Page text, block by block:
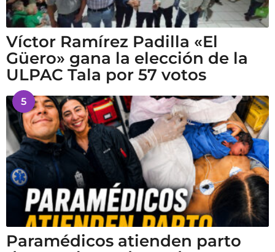
Víctor Ramírez Padilla «El
Güero» gana la elección de la
ULPAC Tala por 57 votos
5
Paramédicos atienden parto